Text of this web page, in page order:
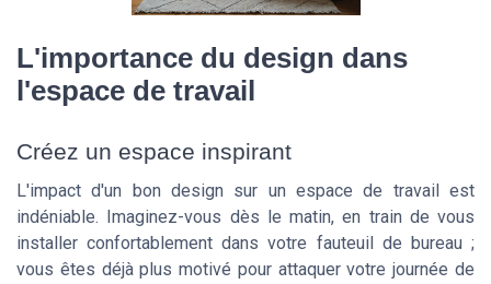
L'importance du design dans
l'espace de travail
Créez un espace inspirant
L'impact d'un bon design sur un espace de travail est
indéniable. Imaginez-vous dès le matin, en train de vous
installer confortablement dans votre fauteuil de bureau ;
vous êtes déjà plus motivé pour attaquer votre journée de